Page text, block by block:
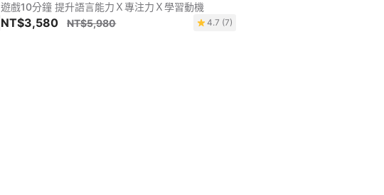
遊戲10分鐘 提升語言能力Ｘ專注力Ｘ學習動機
NT$3,580 NT$5,980 4.7 (7)